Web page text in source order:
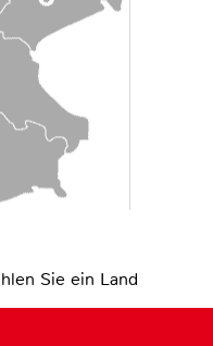
Sie ein Land